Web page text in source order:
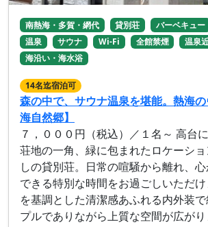
南熱海・多賀・網代 貸別荘 バーベキュー
温泉
サウナ Wi-Fi 全館禁煙
温泉
海沿い・海水浴
14名迄宿泊可
森の中で、サウナ温泉を堪能。熱海
海自然郷】
７，０００円（税込）／１名～ 高台
荘地の一角、緑に包まれたロケーシ
しの貸別荘。日常の喧騒から離れ、
できる特別な時間をお過ごしいただ
を基調とした清潔感あふれる内外装
プルでありながら上質な空間が広が